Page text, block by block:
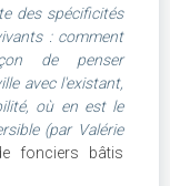
des spécificités
: comment
de penser
avec l'existant,
où en est le
(par Valérie
fonciers bâtis